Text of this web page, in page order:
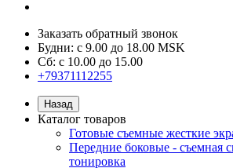
Заказать обратный звонок
Будни: с 9.00 до 18.00 MSK
Сб: с 10.00 до 15.00
+79371112255
Назад
Каталог товаров
Готовые съемные жесткие
Передние боковые - съемная
тонировка